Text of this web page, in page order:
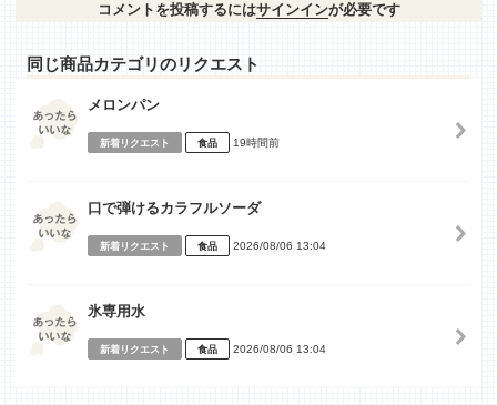
コメントを投稿するにはサインインが必要です
同じ商品カテゴリのリクエスト
メロンパン
新着リクエスト 食品 19時間前
口で弾けるカラフルソーダ
新着リクエスト 食品 2026/08/06 13:04
氷専用水
新着リクエスト 食品 2026/08/06 13:04